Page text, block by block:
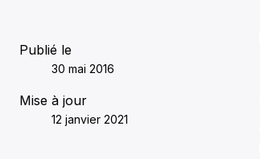
Publié le
30 mai 2016
Mise à jour
12 janvier 2021